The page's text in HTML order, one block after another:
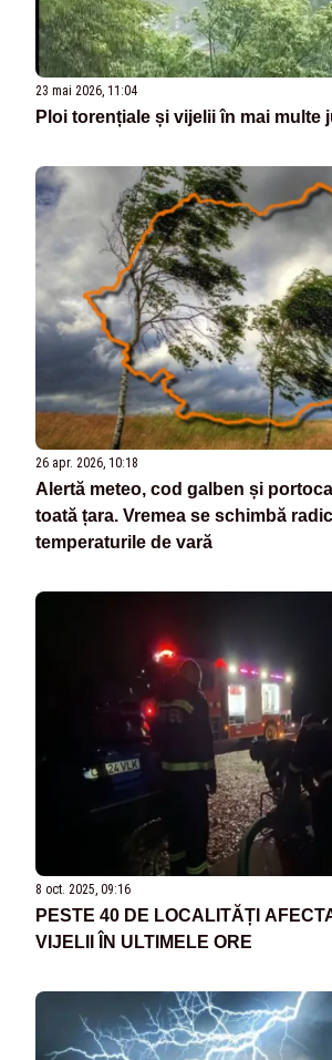
23 mai 2026, 11:04
Ploi torențiale și vijelii în mai multe
26 apr. 2026, 10:18
Alertă meteo, cod galben și
toată țara. Vremea se schimbă
temperaturile de vară
8 oct. 2025, 09:16
PESTE 40 DE LOCALITĂȚI
VIJELII ÎN ULTIMELE ORE